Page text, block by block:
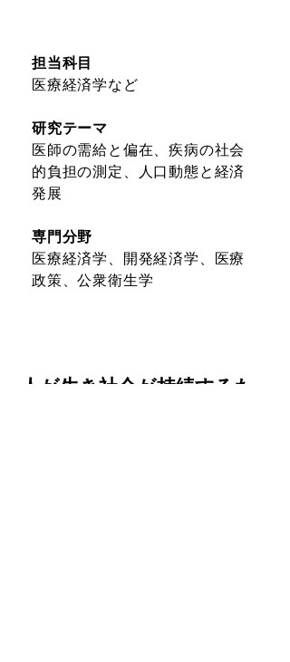
担当科目
医療経済学など
研究テーマ
医師の需給と偏在、疾病の社会
的負担の測定、人口動態と経済
発展
専門分野
医療経済学、開発経済学、医療
政策、公衆衛生学
人が生き社会が持続するた